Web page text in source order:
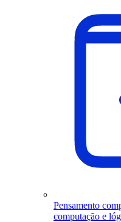
Pensamento
computação e